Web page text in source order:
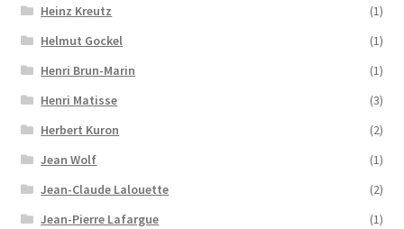
Heinz Kreutz
(1)
Helmut Gockel
(1)
Henri Brun-Marin
(1)
Henri Matisse
(3)
Herbert Kuron
(2)
Jean Wolf
(1)
Jean-Claude Lalouette
(2)
Jean-Pierre Lafargue
(1)